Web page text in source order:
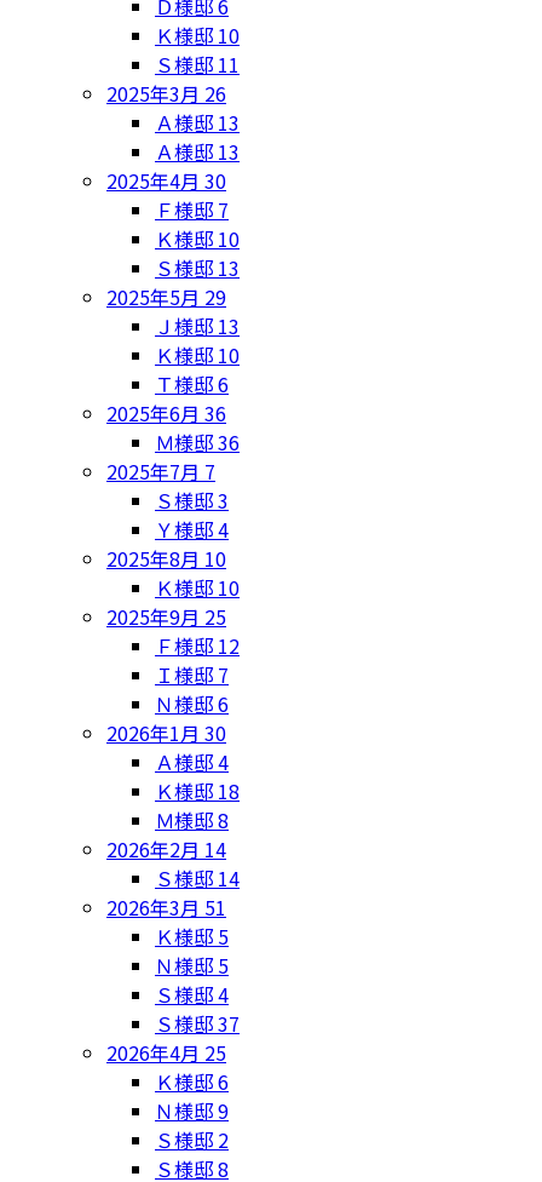
Ｋ様邸 10
Ｓ様邸 11
2025年3月 26
Ａ様邸 13
Ａ様邸 13
2025年4月 30
Ｆ様邸 7
Ｋ様邸 10
Ｓ様邸 13
2025年5月 29
Ｊ様邸 13
Ｋ様邸 10
Ｔ様邸6
2025年6月 36
Ｍ様邸36
2025年7月 7
Ｓ様邸3
Ｙ様邸4
2025年8月 10
Ｋ様邸 10
2025年9月 25
Ｆ様邸 12
Ｉ様邸 7
Ｎ様邸6
2026年1月 30
Ａ様邸4
Ｋ様邸 18
Ｍ様邸8
2026年2月 14
Ｓ様邸 14
2026年3月 51
Ｋ様邸 5
Ｎ様邸 5
Ｓ様邸4
Ｓ様邸37
2026年4月 25
Ｋ様邸6
Ｎ様邸9
Ｓ様邸 2
Ｓ様邸8